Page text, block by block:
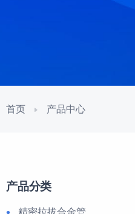
首页 产品中心
产品分类
精密拉拔合金管